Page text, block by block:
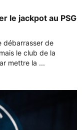
le jackpot au PSG
débarrasser de
le club de la
mettre la ...